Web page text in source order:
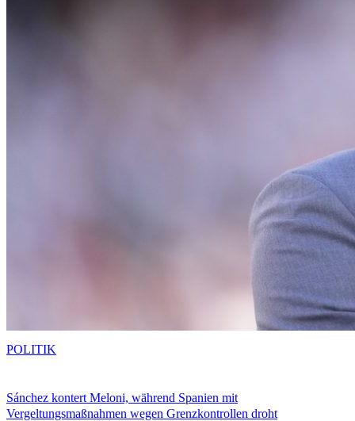
Sánchez kontert Meloni, während Spanien mit
Vergeltungsmaßnahmen wegen Grenzkontrollen droht
POLITIK